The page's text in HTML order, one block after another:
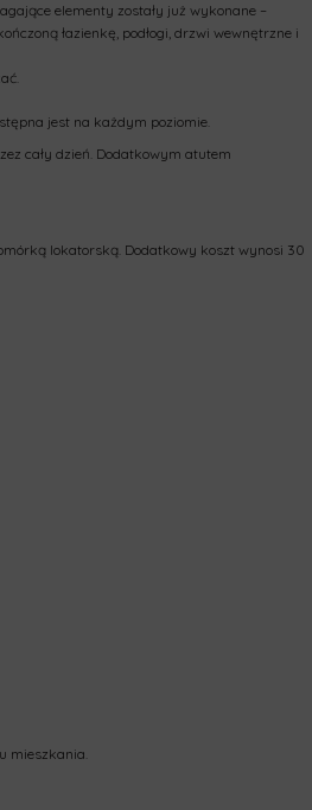
elementy zostały już wykonane –
łazienkę, podłogi, drzwi wewnętrzne i
jest na każdym poziomie.
cały dzień. Dodatkowym atutem
lokatorską. Dodatkowy koszt wynosi 30
mieszkania.